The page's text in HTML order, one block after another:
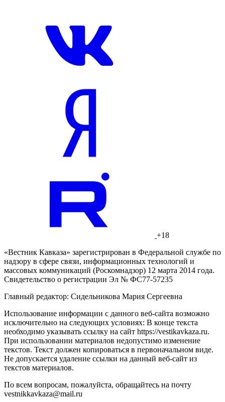
+18
«Вестник Кавказа» зарегистрирован в Федеральной службе по
надзору в сфере связи, информационных технологий и
массовых коммуникаций (Роскомнадзор) 12 марта 2014 года.
Свидетельство о регистрации Эл № ФС77-57235
Главный редактор: Сидельникова Мария Сергеевна
Использование информации с данного веб-сайта возможно
исключительно на следующих условиях: В конце текста
необходимо указывать ссылку на сайт https://vestikavkaza.ru.
При использовании материалов недопустимо изменение
текстов. Текст должен копироваться в первоначальном виде.
Не допускается удаление ссылки на данный веб-сайт из
текстов материалов.
По всем вопросам, пожалуйста, обращайтесь на почту
vestnikkavkaza@mail.ru